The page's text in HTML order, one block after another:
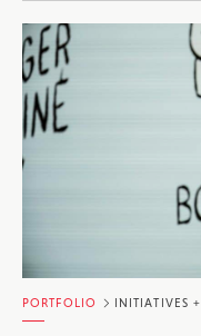
PORTFOLIO INITIATIVES +